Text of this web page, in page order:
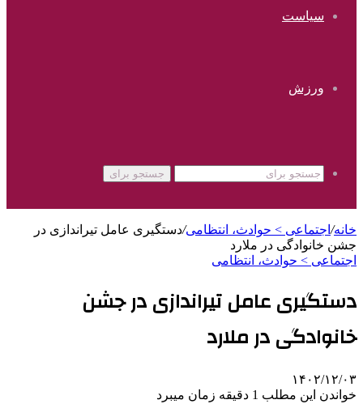
سیاست
ورزش
جستجو برای
خانه/ اجتماعی > حوادث، انتظامی/دستگیری عامل تیراندازی در
جشن خانوادگی در ملارد
اجتماعی > حوادث، انتظامی
دستگیری عامل تیراندازی در جشن
خانوادگی در ملارد
۱۴۰۲/۱۲/۰۳
خواندن این مطلب 1 دقیقه زمان میبرد